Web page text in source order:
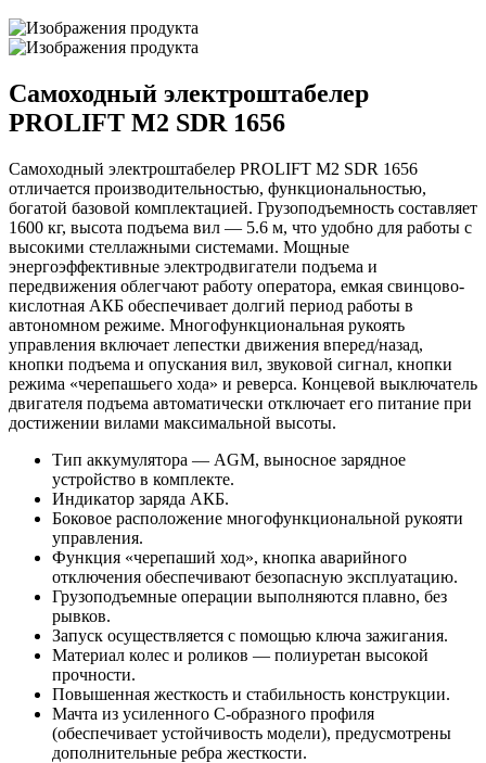
Самоходный электроштабелер
PROLIFT M2 SDR 1656
Самоходный электроштабелер PROLIFT M2 SDR 1656
отличается производительностью, функциональностью,
богатой базовой комплектацией. Грузоподъемность составляет
1600 кг, высота подъема вил — 5.6 м, что удобно для работы с
высокими стеллажными системами. Мощные
энергоэффективные электродвигатели подъема и
передвижения облегчают работу оператора, емкая свинцово-
кислотная АКБ обеспечивает долгий период работы в
автономном режиме. Многофункциональная рукоять
управления включает лепестки движения вперед/назад,
кнопки подъема и опускания вил, звуковой сигнал, кнопки
режима «черепашьего хода» и реверса. Концевой выключатель
двигателя подъема автоматически отключает его питание при
достижении вилами максимальной высоты.
Тип аккумулятора — AGM, выносное зарядное
устройство в комплекте.
Индикатор заряда АКБ.
Боковое расположение многофункциональной рукояти
управления.
Функция «черепаший ход», кнопка аварийного
отключения обеспечивают безопасную эксплуатацию.
Грузоподъемные операции выполняются плавно, без
рывков.
Запуск осуществляется с помощью ключа зажигания.
Материал колес и роликов — полиуретан высокой
прочности.
Повышенная жесткость и стабильность конструкции.
Мачта из усиленного C-образного профиля
(обеспечивает устойчивость модели), предусмотрены
дополнительные ребра жесткости.